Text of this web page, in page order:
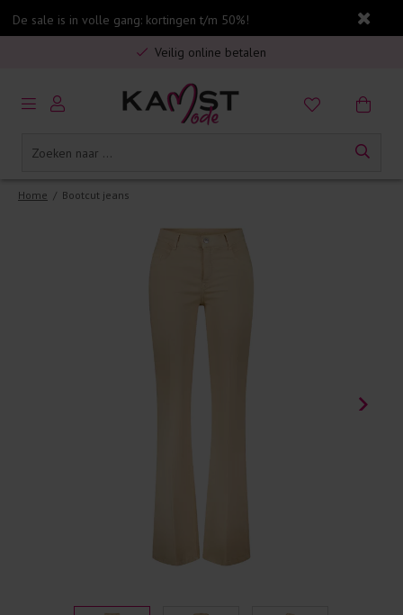
De sale is in volle gang: kortingen t/m 50%!
Gratis verzending in Nederland vanaf €75,-
Veilig online betalen
5% spaarbonus op jouw aankoop
Gratis verzending in Nederland vanaf €75,-
Home / Bootcut jeans